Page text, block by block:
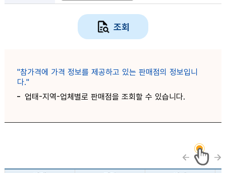
조회
"참가격에 가격 정보를 제공하고 있는 판매점의 정보입니
다."
업태-지역-업체별로 판매점을 조회할 수 있습니다.